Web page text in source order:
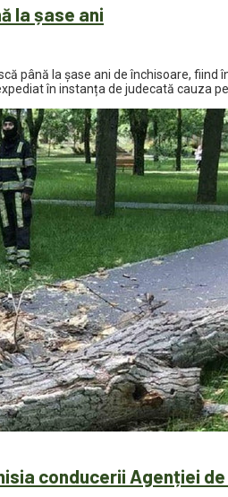
la șase ani
până la șase ani de închisoare,
în instanța de judecată cauza
conducerii Agenției de